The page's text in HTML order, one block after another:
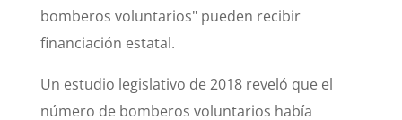
bomberos voluntarios" pueden recibir
financiación estatal.
Un estudio legislativo de 2018 reveló que el
número de bomberos voluntarios había